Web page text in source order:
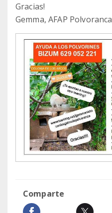
Gracias!
Gemma, AFAP Polvoranca
Comparte